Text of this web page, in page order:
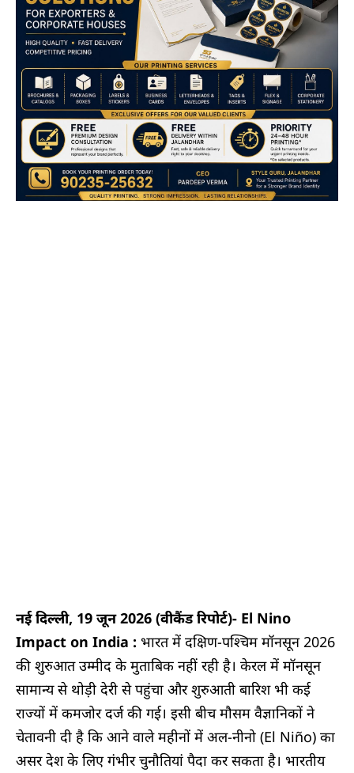
नई दिल्ली, 19 जून 2026 (वीकैंड रिपोर्ट)- El Nino
Impact on India : भारत में दक्षिण-पश्चिम मॉनसून 2026
की शुरुआत उम्मीद के मुताबिक नहीं रही है। केरल में मॉनसून
सामान्य से थोड़ी देरी से पहुंचा और शुरुआती बारिश भी कई
राज्यों में कमजोर दर्ज की गई। इसी बीच मौसम वैज्ञानिकों ने
चेतावनी दी है कि आने वाले महीनों में अल-नीनो (El Niño) का
असर देश के लिए गंभीर चुनौतियां पैदा कर सकता है। भारतीय